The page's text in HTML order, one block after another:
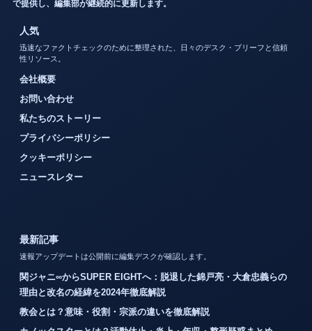
で提供し、編集部が継続的に更新します。
人気
迅速なファクトチェックのために整理された、日々のデスク・ブリーフと信頼
性リソース。
会社概要
お問い合わせ
私たちのストーリー
プライバシーポリシー
クッキーポリシー
ニュースレター
最新記事
速報アップデートは公開前に編集デスクが確認します。
関ジャニ∞からSUPER EIGHTへ：脱退した錦戸亮・大倉忠義らの
理由と改名の経緯を2024年徹底解説
教会とは？意味・役割・宗派の違いを徹底解説